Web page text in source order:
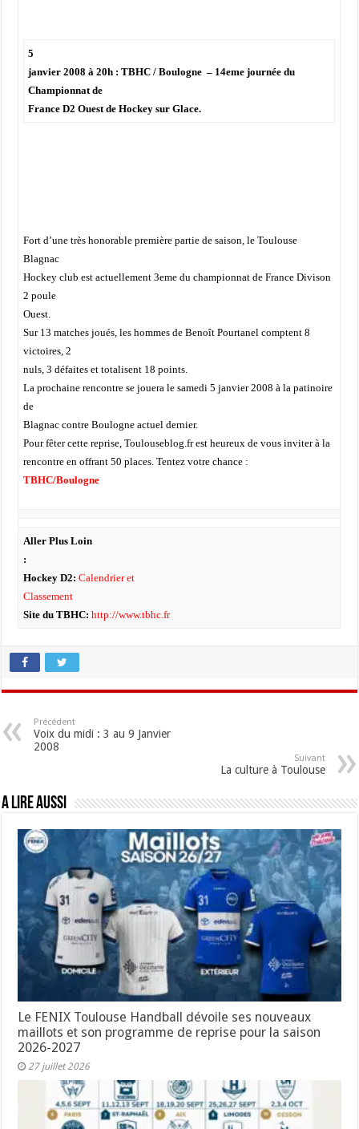
5
janvier 2008 à 20h : TBHC / Boulogne – 14eme journée du
Championnat de
France D2 Ouest de Hockey sur Glace.
Fort d’une très honorable première partie de saison, le Toulouse
Blagnac
Hockey club est actuellement 3eme du championnat de France Divison
2 poule
Ouest.
Sur 13 matches joués, les hommes de Benoît Pourtanel comptent 8
victoires, 2
nuls, 3 défaites et totalisent 18 points.
La prochaine rencontre se jouera le samedi 5 janvier 2008 à la patinoire
de
Blagnac contre Boulogne actuel dernier.
Pour fêter cette reprise, Toulouseblog.fr est heureux de vous inviter à la
rencontre en offrant 50 places. Tentez votre chance :
TBHC/Boulogne
Aller Plus Loin
:
Hockey D2: Calendrier et
Classement
Site du TBHC: http://www.tbhc.fr
Précédent
Voix du midi : 3 au 9 Janvier
2008
Suivant
La culture à Toulouse
A lire aussi
Le FENIX Toulouse Handball dévoile ses nouveaux
maillots et son programme de reprise pour la saison
2026-2027
27 juillet 2026